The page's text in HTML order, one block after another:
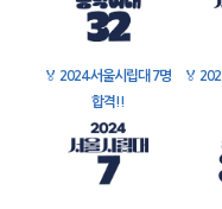
🏅 2024 서울시립대 7명
합격!!
🏅